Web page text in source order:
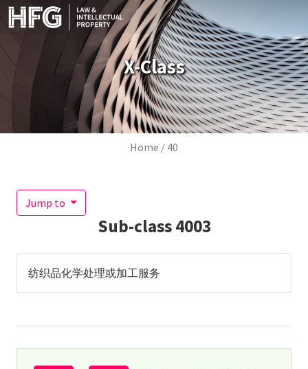
Skip to main content
X-Class
Breadcrumb
Home 40
Jump to
Sub-class4003
纺织品化学处理或加工服务